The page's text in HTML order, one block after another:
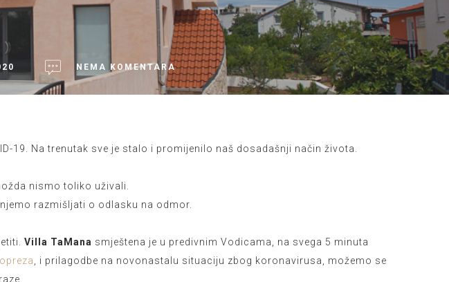
NEMA KOMENTARA
19. Na trenutak sve je stalo i promijenilo naš dosadašnji način života.
nismo toliko uživali.
razmišljati o odlasku na odmor.
Villa TaMana smještena je u predivnim Vodicama, na svega 5 minuta
, i prilagodbe na novonastalu situaciju zbog koronavirusa, možemo se